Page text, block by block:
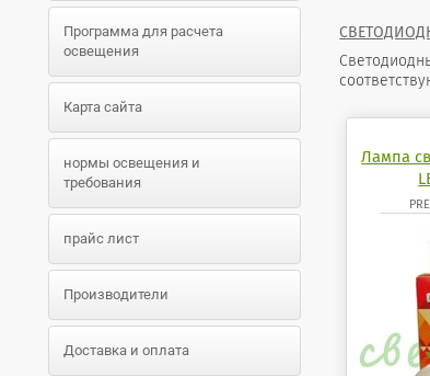
Программа для расчета
освещения
Карта сайта
нормы освещения и
требования
прайс лист
Производители
Доставка и оплата
Лампа